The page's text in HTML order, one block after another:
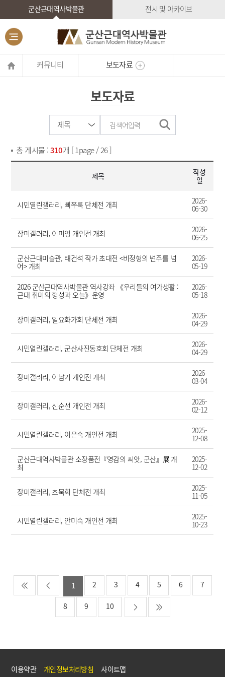
군산근대역사박물관 전시 및 아카이브
커뮤니티 보도자료
보도자료
총 게시물 :310개 [ 1page / 26 ]
제목
작성
일
시민열린갤러리, 삐쭈룩 단체전 개최
2026-
06-30
장미갤러리, 이미영 개인전 개최
2026-
06-25
군산근대미술관, 태건석 작가 초대전 <비정형의 변주를 넘
어> 개최
2026-
05-19
2026 군산근대역사박물관 역사강좌 《우리들의 여가생활 :
근대 취미의 형성과 오늘》운영
2026-
05-18
장미갤러리, 일요화가회 단체전 개최
2026-
04-29
시민열린갤러리, 군산사진동호회 단체전 개최
2026-
04-29
장미갤러리, 이남기 개인전 개최
2026-
03-04
장미갤러리, 신순선 개인전 개최
2026-
02-12
시민열린갤러리, 이은숙 개인전 개최
2025-
12-08
군산근대역사박물관 소장품전『영감의 씨앗, 군산』展 개
최
2025-
12-02
장미갤러리, 초묵회 단체전 개최
2025-
11-05
시민열린갤러리, 안미숙 개인전 개최
2025-
10-23
1 2 3 4 5 6 7
8 9 10
이용약관 개인정보처리방침 사이트맵